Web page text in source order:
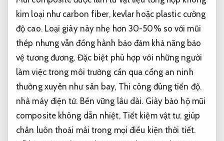
kim loại như carbon fiber, kevlar hoặc plastic cường
độ cao. Loại giày này nhẹ hơn 30-50% so với mũi
thép nhưng vẫn đồng hành bảo đảm khả năng bảo
vệ tương đương. Đặc biệt phù hợp với những người
làm việc trong môi trường cần qua cổng an ninh
thường xuyên như sân bay, Thi công đúng tiến độ.
nhà máy điện tử. Bền vững lâu dài. Giày bảo hộ mũi
composite không dẫn nhiệt, Tiết kiệm vật tư. giúp
chân luôn thoải mái trong mọi điều kiện thời tiết.